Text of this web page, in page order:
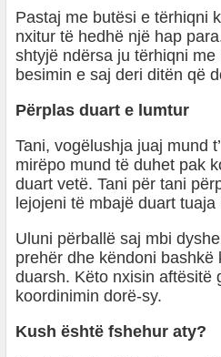
Pastaj me butësi e tërhiqni
nxitur të hedhë një hap
shtyjë ndërsa ju tërhiqni
besimin e saj deri ditën që
Përplas duart e lumtur
Tani, vogëlushja juaj mund
mirëpo mund të duhet pak
duart vetë. Tani për tani
lejojeni të mbajë duart
Uluni përballë saj mbi
prehër dhe këndoni bashkë
duarsh. Këto nxisin aftësitë
koordinimin dorë-sy.
Kush është fshehur aty?